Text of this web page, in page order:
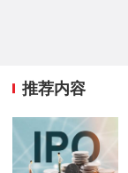
推荐内容